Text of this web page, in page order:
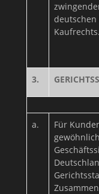
deutschen
Kaufrechts.
3.
a.
Für